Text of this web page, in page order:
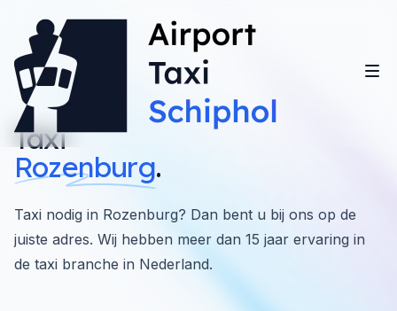
Taxi
Rozenburg.
Taxi nodig in Rozenburg? Dan bent u bij ons op de
juiste adres. Wij hebben meer dan 15 jaar ervaring in
de taxi branche in Nederland.